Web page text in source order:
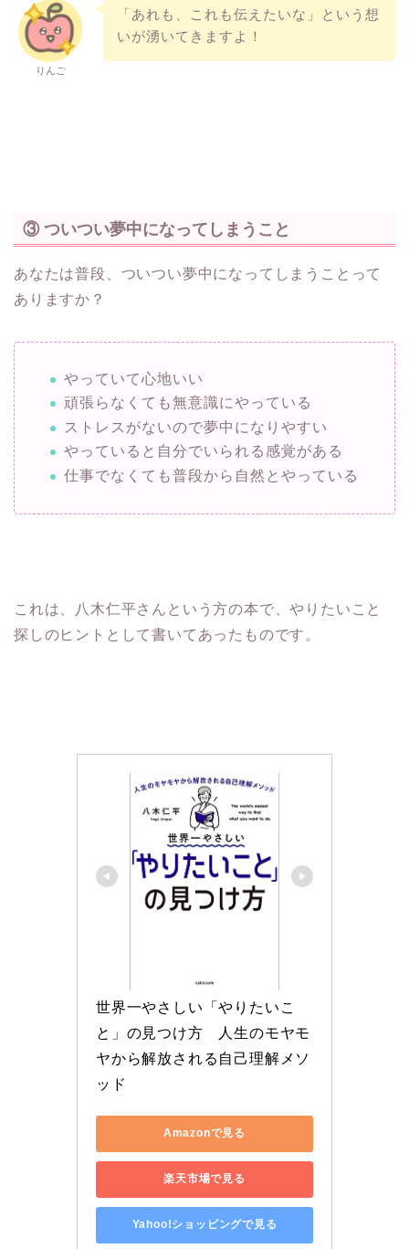
りんご
「あれも、これも伝えたいな」という想
いが湧いてきますよ！
③ ついつい夢中になってしまうこと
あなたは普段、ついつい夢中になってしまうことって
ありますか？
やっていて心地いい
頑張らなくても無意識にやっている
ストレスがないので夢中になりやすい
やっていると自分でいられる感覚がある
仕事でなくても普段から自然とやっている
これは、八木仁平さんという方の本で、やりたいこと
探しのヒントとして書いてあったものです。
世界一やさしい「やりたいこ
と」の見つけ方　人生のモヤモ
ヤから解放される自己理解メソ
ッド
Amazonで見る
楽天市場で見る
Yahoo!ショッピングで見る